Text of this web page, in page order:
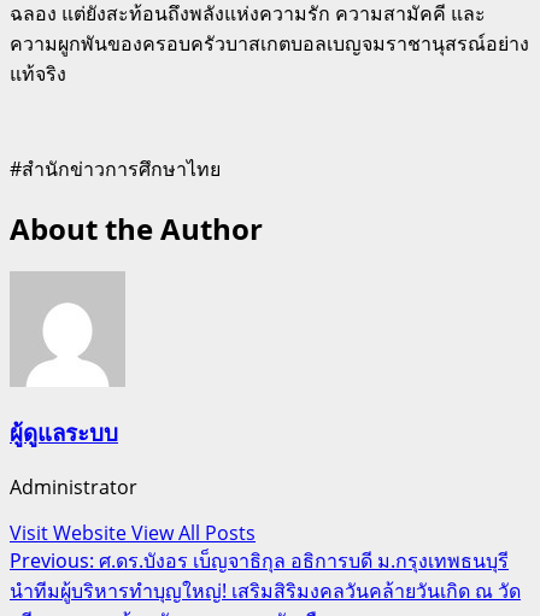
ฉลอง แต่ยังสะท้อนถึงพลังแห่งความรัก ความสามัคคี และ
ความผูกพันของครอบครัวบาสเกตบอลเบญจมราชานุสรณ์อย่าง
แท้จริง
#สำนักข่าวการศึกษาไทย
About the Author
ผู้ดูแลระบบ
Administrator
Visit WebsiteView All Posts
Post
navigation
Previous: ศ.ดร.บังอร เบ็ญจาธิกุล อธิการบดี ม.กรุงเทพธนบุรี
นำทีมผู้บริหารทำบุญใหญ่! เสริมสิริมงคลวันคล้ายวันเกิด ณ วัด